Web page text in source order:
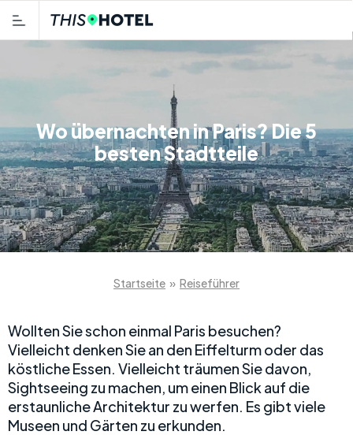
Wo übernachten in Paris? Die 5
besten Stadtteile
Startseite » Reiseführer
Wollten Sie schon einmal Paris besuchen?
Vielleicht denken Sie an den Eiffelturm oder das
köstliche Essen. Vielleicht träumen Sie davon,
Sightseeing zu machen, um einen Blick auf die
erstaunliche Architektur zu werfen. Es gibt viele
Museen und Gärten zu erkunden.